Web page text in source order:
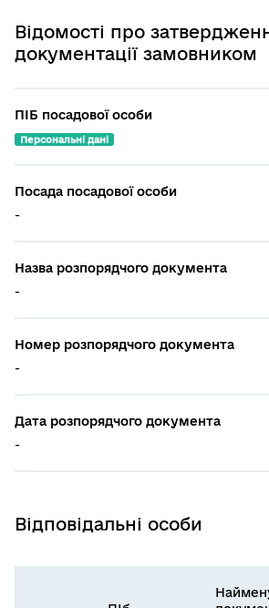
Відомості про
документації замовником
ПІБ посадової особи
Персональні дані
Посада посадової особи
-
Назва розпорядчого документа
-
Номер розпорядчого документа
-
Дата розпорядчого документа
-
Відповідальні особи